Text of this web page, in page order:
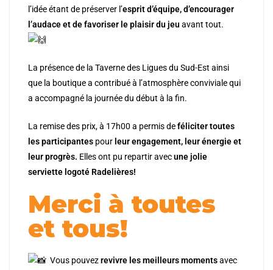
l’idée étant de préserver l’esprit d’équipe, d’encourager
l’audace et de favoriser le plaisir du jeu avant tout.
La présence de la Taverne des Ligues du Sud-Est ainsi
que la boutique a contribué à l’atmosphère conviviale qui
a accompagné la journée du début à la fin.
La remise des prix, à 17h00 a permis deféliciter toutes
les participantes pour leur engagement, leur énergie et
leur progrès. Elles ont pu repartir avecune jolie
serviette logoté Radelières!
Merci à toutes
et tous!
Vous pouvezrevivre les meilleurs momentsavec